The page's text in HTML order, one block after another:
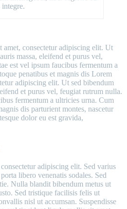
integre.
consectetur adipiscing elit. Ut
massa, eleifend et purus vel,
est vel ipsum faucibus fermentum a
penatibus et magnis dis Lorem
adipiscing elit. Ut sed bibendum
et purus vel, feugiat rutrum nulla.
fermentum a ultricies urna. Cum
dis parturient montes, nascetur
dolor eu est gravida,
adipiscing elit. Sed varius
libero venenatis sodales. Sed
Nulla blandit bibendum metus ut
Sed tristique facilisis felis ut
nisl ut accumsan. Suspendisse